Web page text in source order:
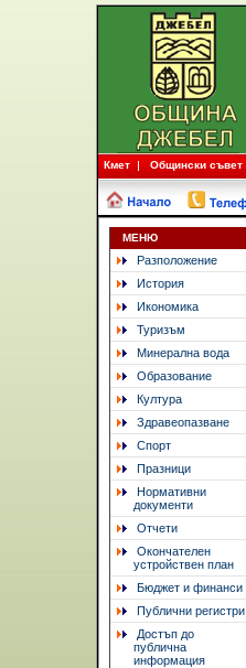
Кмет Общински съвет
МЕНЮ
Разположение
История
Икономика
Туризъм
Минерална вода
Образование
Култура
Здравеопазване
Спорт
Празници
Нормативни
документи
Отчети
Окончателен
устройствен план
Бюджет и финанси
Публични регистри
Достъп до
публична
информация